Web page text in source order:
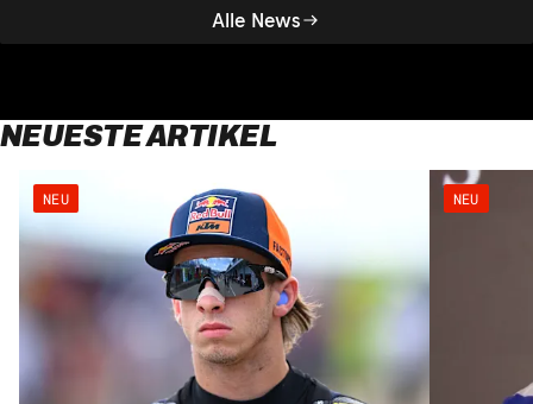
Alle News
NEUESTE ARTIKEL
NEU NEU